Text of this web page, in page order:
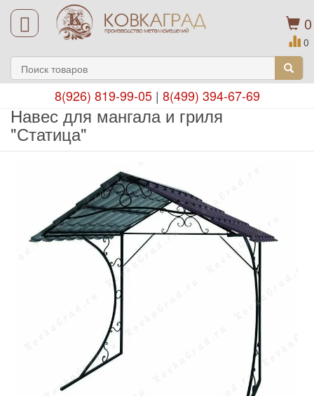
0
0
8(926) 819-99-05| 8(499) 394-67-69
Навес для мангала и гриля
"Статица"